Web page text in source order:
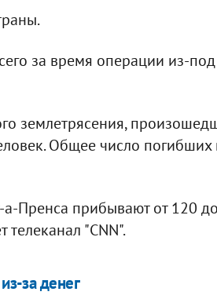
за время операции из-
землетрясения,
Общее число
Пренса прибывают от 120
"CNN".
за денег